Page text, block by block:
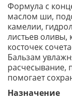
Формула с
маслом ши,
камелии,
листьев оливы,
косточек
Бальзам
расчесывание,
помогает
Назначение